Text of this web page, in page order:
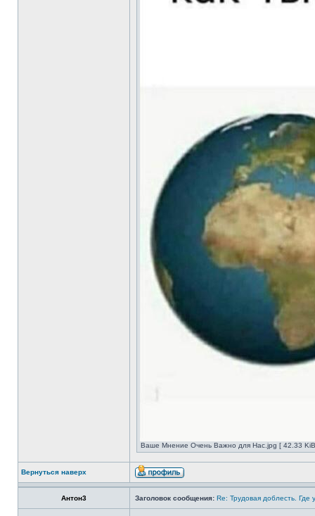
Ваше Мнение Очень Важно для Нас.jpg [ 42.33
Вернуться наверх
Антон3 Заголовок сообщения: Re: Трудовая доблесть. Где